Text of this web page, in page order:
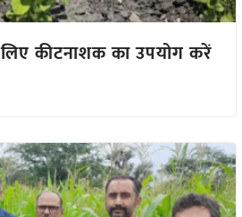
कीटनाशक का उपयोग करें